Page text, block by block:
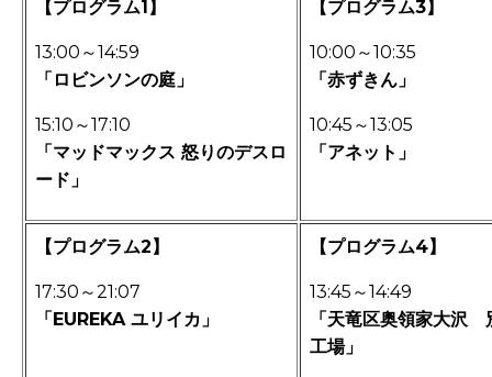
【プログラム1】
13:00～14:59
「ロビンソンの庭」
15:10～17:10
「マッドマックス 怒りのデスロ
ード」
【プログラム3】
10:00～10:35
「赤ずきん」
10:45～13:05
「アネット」
【プログラム2】
17:30～21:07
「EUREKA ユリイカ 」
【プログラム4】
13:45～14:49
「天竜区奥領家大沢
工場」